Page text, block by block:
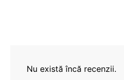
Nu există încă recenzii.